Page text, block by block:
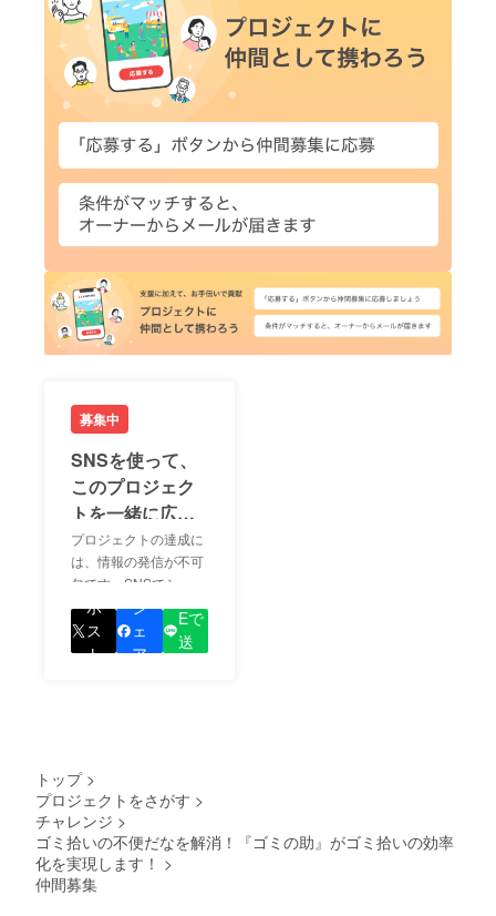
募集中
SNSを使って、
このプロジェク
トを一緒に広め
ましょう！
プロジェクトの達成に
は、情報の発信が不可
欠です。SNSでシェア
をして、あなたが応援
しているプロジェクト
の良さを知ってもらい
ポ
ス
ト
シ
ェ
ア
Eで
送
トップ >
プロジェクトをさがす >
チャレンジ >
ゴミ拾いの不便だなを解消！『ゴミの助』がゴミ拾いの効率
化を実現します！ >
仲間募集